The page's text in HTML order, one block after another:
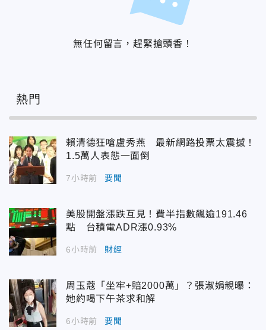
無任何留言，趕緊搶頭香！
熱門
賴清德狂嗆盧秀燕 最新網路投票太震撼！
1.5萬人表態一面倒
7小時前 要聞
美股開盤漲跌互見！費半指數飆逾191.46
點 台積電ADR漲0.93%
6小時前 財經
周玉蔻「坐牢+賠2000萬」？張淑娟親曝：
她約喝下午茶求和解
6小時前 要聞